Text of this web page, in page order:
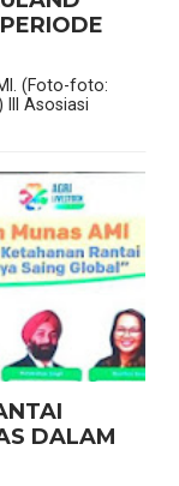
(Foto-foto:
III Asosiasi
DALAM